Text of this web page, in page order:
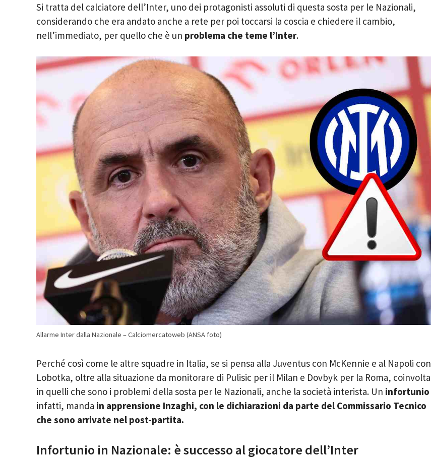
Si tratta del calciatore dell’Inter, uno dei protagonisti assoluti di questa sosta per le Nazionali,
considerando che era andato anche a rete per poi toccarsi la coscia e chiedere il cambio,
nell’immediato, per quello che è un problema che teme l’Inter.
Allarme Inter dalla Nazionale – Calciomercatoweb (ANSA foto)
Perché così come le altre squadre in Italia, se si pensa alla Juventus con McKennie e al Napoli con
Lobotka, oltre alla situazione da monitorare di Pulisic per il Milan e Dovbyk per la Roma, coinvolta
in quelli che sono i problemi della sosta per le Nazionali, anche la società interista. Un infortunio
infatti, manda in apprensione Inzaghi, con le dichiarazioni da parte del Commissario Tecnico
che sono arrivate nel post-partita.
Infortunio in Nazionale: è successo al giocatore dell’Inter